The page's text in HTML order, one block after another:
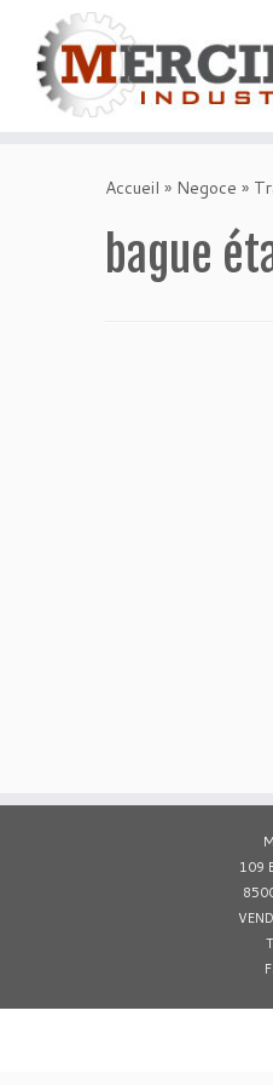
Accueil » Negoce »
bague
109